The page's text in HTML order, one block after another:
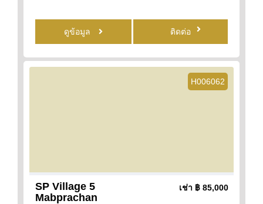
ดูข้อมูล ติดต่อ
H006062
SP Village 5
Mabprachan
เช่า ฿ 85,000